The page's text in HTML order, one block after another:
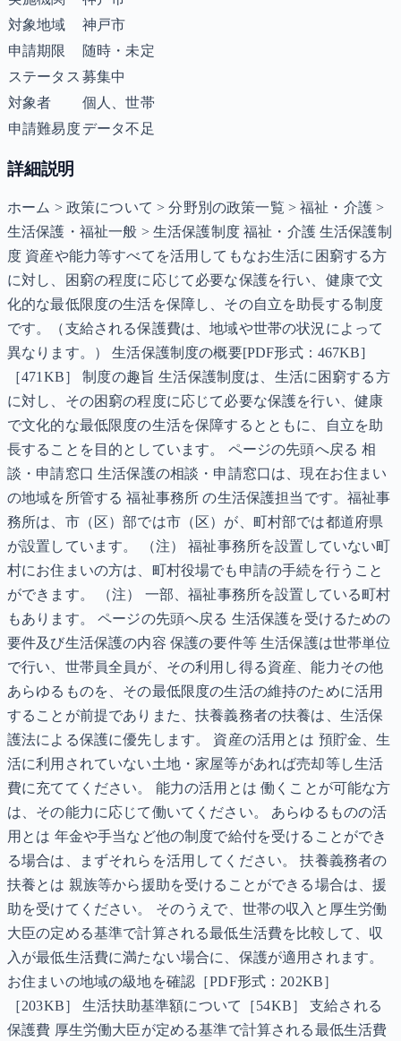
対象地域
神戸市
申請期限
随時・未定
ステータス 募集中
対象者
個人、世帯
申請難易度データ不足
詳細説明
ホーム > 政策について > 分野別の政策一覧 > 福祉・介護 >
生活保護・福祉一般 > 生活保護制度 福祉・介護 生活保護制
度 資産や能力等すべてを活用してもなお生活に困窮する方
に対し、困窮の程度に応じて必要な保護を行い、健康で文
化的な最低限度の生活を保障し、その自立を助長する制度
です。（支給される保護費は、地域や世帯の状況によって
異なります。） 生活保護制度の概要[PDF形式：467KB]
［471KB］ 制度の趣旨 生活保護制度は、生活に困窮する方
に対し、その困窮の程度に応じて必要な保護を行い、健康
で文化的な最低限度の生活を保障するとともに、自立を助
長することを目的としています。 ページの先頭へ戻る 相
談・申請窓口 生活保護の相談・申請窓口は、現在お住まい
の地域を所管する 福祉事務所 の生活保護担当です。福祉事
務所は、市（区）部では市（区）が、町村部では都道府県
が設置しています。 （注） 福祉事務所を設置していない町
村にお住まいの方は、町村役場でも申請の手続を行うこと
ができます。 （注） 一部、福祉事務所を設置している町村
もあります。 ページの先頭へ戻る 生活保護を受けるための
要件及び生活保護の内容 保護の要件等 生活保護は世帯単位
で行い、世帯員全員が、その利用し得る資産、能力その他
あらゆるものを、その最低限度の生活の維持のために活用
することが前提でありまた、扶養義務者の扶養は、生活保
護法による保護に優先します。 資産の活用とは 預貯金、生
活に利用されていない土地・家屋等があれば売却等し生活
費に充ててください。 能力の活用とは 働くことが可能な方
は、その能力に応じて働いてください。 あらゆるものの活
用とは 年金や手当など他の制度で給付を受けることができ
る場合は、まずそれらを活用してください。 扶養義務者の
扶養とは 親族等から援助を受けることができる場合は、援
助を受けてください。 そのうえで、世帯の収入と厚生労働
大臣の定める基準で計算される最低生活費を比較して、収
入が最低生活費に満たない場合に、保護が適用されます。
お住まいの地域の級地を確認［PDF形式：202KB］
［203KB］ 生活扶助基準額について［54KB］ 支給される
保護費 厚生労働大臣が定める基準で計算される最低生活費